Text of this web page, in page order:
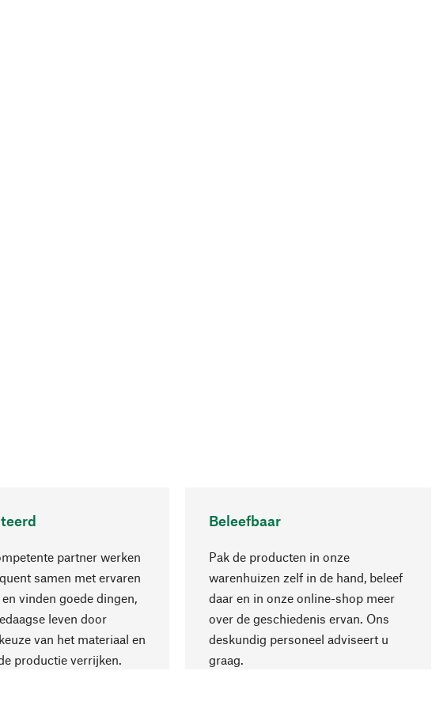
partner werken
samen met ervaren
vinden goede dingen,
leven door
van het materiaal en
productie verrijken.
Beleefbaar
Pak de producten in onze
warenhuizen zelf in de hand, beleef
daar en in onze online-shop meer
over de geschiedenis ervan. Ons
deskundig personeel adviseert u
graag.
Naar boven